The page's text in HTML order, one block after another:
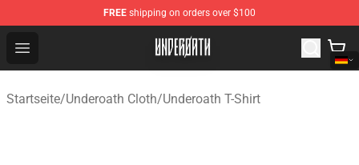
FREE shipping on orders over $100
Open menu
Underoath Store - Official Underoath Merchandise Shop
Startseite/Underoath Cloth/Underoath T-Shirt